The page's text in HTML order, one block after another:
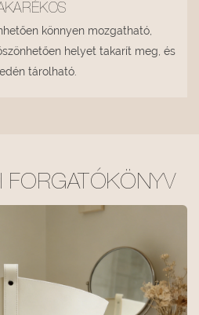
könnyen mozgatható,
helyet takarít meg, és
tárolható.
FORGATÓKÖNYV